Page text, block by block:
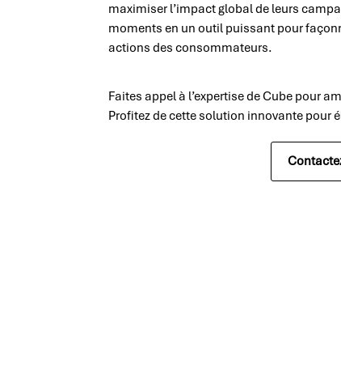
maximiser l’impact global de leurs
moments en un outil puissant pour
actions des consommateurs.
Faites appel à l’expertise de Cube pour
Profitez de cette solution innovante pour